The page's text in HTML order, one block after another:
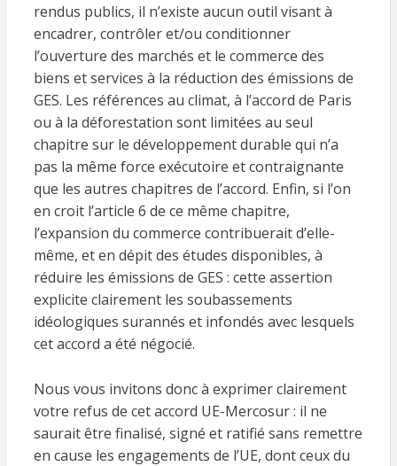
rendus publics, il n’existe aucun outil visant à
encadrer, contrôler et/ou conditionner
l’ouverture des marchés et le commerce des
biens et services à la réduction des émissions de
GES. Les références au climat, à l’accord de Paris
ou à la déforestation sont limitées au seul
chapitre sur le développement durable qui n’a
pas la même force exécutoire et contraignante
que les autres chapitres de l’accord. Enfin, si l’on
en croit l’article 6 de ce même chapitre,
l’expansion du commerce contribuerait d’elle-
même, et en dépit des études disponibles, à
réduire les émissions de GES : cette assertion
explicite clairement les soubassements
idéologiques surannés et infondés avec lesquels
cet accord a été négocié.
Nous vous invitons donc à exprimer clairement
votre refus de cet accord UE-Mercosur : il ne
saurait être finalisé, signé et ratifié sans remettre
en cause les engagements de l’UE, dont ceux du